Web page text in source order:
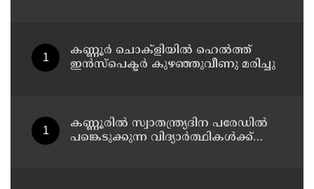
കണ്ണൂർ ചൊക്ളിയിൽ ഹെൽത്ത്
ഇൻസ്പെക്ടർ കുഴഞ്ഞുവീണു മരിച്ചു
കണ്ണൂരിൽ സ്വാതന്ത്ര്യദിന പരേഡിൽ
പങ്കെടുക്കുന്ന വിദ്യാർത്ഥികൾക്ക്